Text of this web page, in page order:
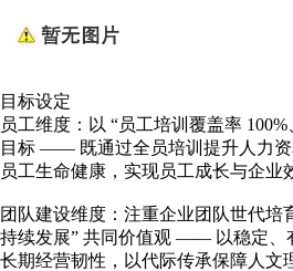
目标设定
员工维度：以 “员工培训覆盖率
目标 —— 既通过全员培训提升人力
员工生命健康，实现员工成长与企业
团队建设维度：注重企业团队世代培
持续发展” 共同价值观 —— 以稳定、
长期经营韧性，以代际传承保障人文